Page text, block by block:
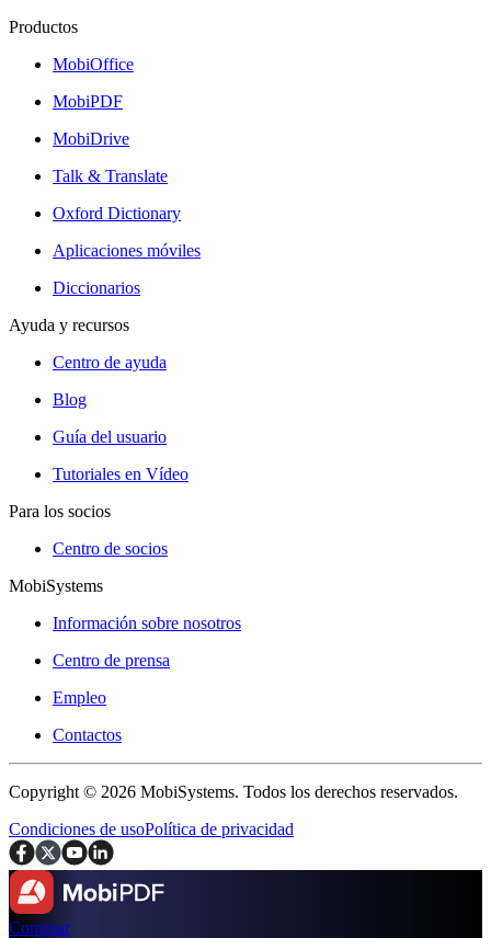
Productos
MobiOffice
MobiPDF
MobiDrive
Talk & Translate
Oxford Dictionary
Aplicaciones móviles
Diccionarios
Ayuda y recursos
Centro de ayuda
Blog
Guía del usuario
Tutoriales en Vídeo
Para los socios
Centro de socios
MobiSystems
Información sobre nosotros
Centro de prensa
Empleo
Contactos
Copyright © 2026 MobiSystems. Todos los derechos reservados.
Condiciones de usoPolítica de privacidad
Comprar